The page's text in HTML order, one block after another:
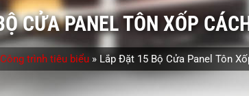
CỬA PANEL TÔN XỐP
Công trình tiêu biểu» Lắp Đặt 15 Bộ Cửa Panel Tôn